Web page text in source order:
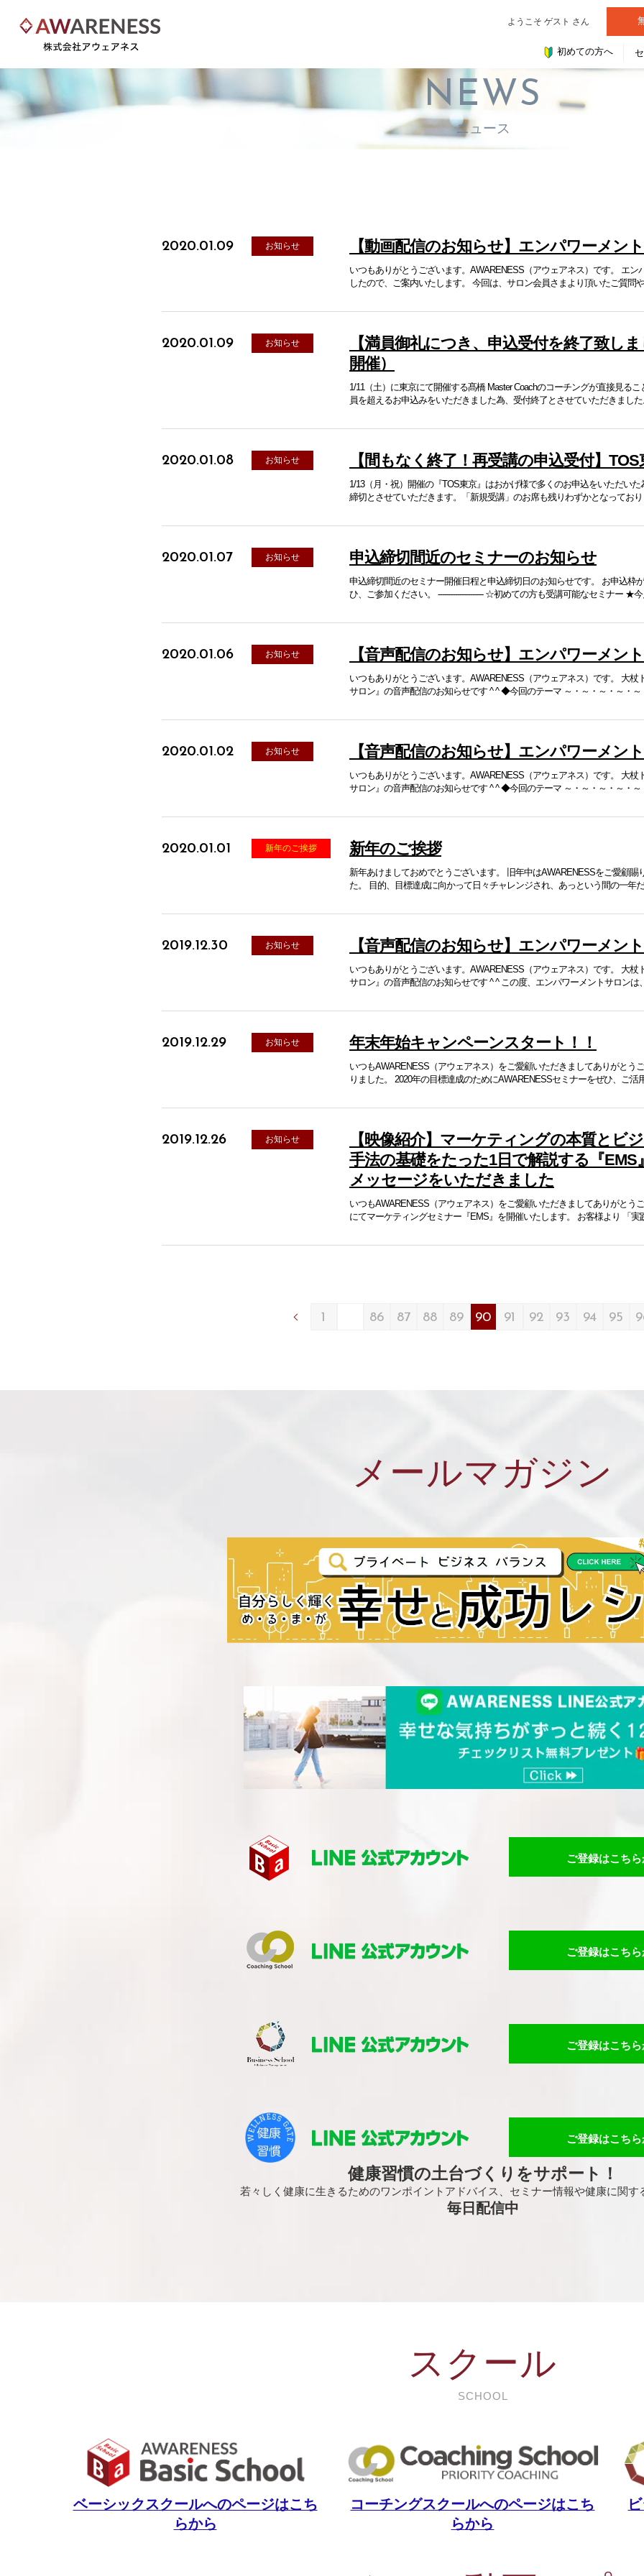
ようこそ ゲスト さん
初めての方へ
NEWS
ニュース
2020.01.09 お知らせ 【動画配信のお知らせ】エンパワーメン
いつもありがとうございます。AWARENESS（アウェアネス）です。 エ
したので、ご案内いたします。 今回は、サロン会員さまより頂いたご質問
2020.01.09 お知らせ
【満員御礼につき、申込受付を終了致し
開催）
1/11（土）に東京にて開催する髙橋 Master Coachのコーチングが直接見る
員を超えるお申込みをいただきました為、受付終了とさせていただきまし
2020.01.08 お知らせ 【間もなく終了！再受講の申込受付】
1/13（月・祝）開催の『TOS東京』はおかげ様で多くのお申込をいただい
締切とさせていただきます。「新規受講」のお席も残りわずかとなってお
2020.01.07 お知らせ 申込締切間近のセミナーのお知らせ
申込締切間近のセミナー開催日程と申込締切日のお知らせです。 お申込枠
ひ、ご参加ください。 --------------------- ☆初めての方も受講可能なセミナー ★
2020.01.06 お知らせ 【音声配信のお知らせ】エンパワーメン
いつもありがとうございます。AWARENESS（アウェアネス）です。 大
サロン』の音声配信のお知らせです ^ ^ ◆今回のテーマ ～・～・～・～・～
2020.01.02 お知らせ 【音声配信のお知らせ】エンパワーメン
いつもありがとうございます。AWARENESS（アウェアネス）です。 大
サロン』の音声配信のお知らせです ^ ^ ◆今回のテーマ ～・～・～・～・～
2020.01.01 新年のご挨拶 新年のご挨拶
新年あけましておめでとうございます。 旧年中はAWARENESSをご愛顧
た。 目的、目標達成に向かって日々チャレンジされ、あっという間の一年
2019.12.30 お知らせ 【音声配信のお知らせ】エンパワーメン
いつもありがとうございます。AWARENESS（アウェアネス）です。 大
サロン』の音声配信のお知らせです ^ ^ この度、エンパワーメントサロンは
2019.12.29 お知らせ 年末年始キャンペーンスタート！！
いつもAWARENESS（アウェアネス）をご愛顧いただきましてありがとう
りました。 2020年の目標達成のためにAWARENESSセミナーをぜひ、ご活
2019.12.26 お知らせ
【映像紹介】マーケティングの本質とビ
手法の基礎をたった1日で解説する『EMS
メッセージをいただきました
いつもAWARENESS（アウェアネス）をご愛顧いただきましてありがとう
にてマーケティングセミナー『EMS』を開催いたします。 お客様より 「実
1 86 87 88 89 90 91 92 93 94 95
メールマガジン
ご登録はこち
ご登録はこち
ご登録はこち
ご登録はこち
健康習慣の土台づくりをサポート！
若々しく健康に生きるためのワンポイントアドバイス、 セミナー情報や健康に関す
毎日配信中
スクール
SCHOOL
ベーシックスクールへのページはこち
らから
コーチングスクールへのページはこち
らから